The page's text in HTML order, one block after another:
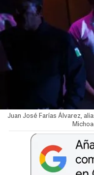
Juan José Farías Álvarez,